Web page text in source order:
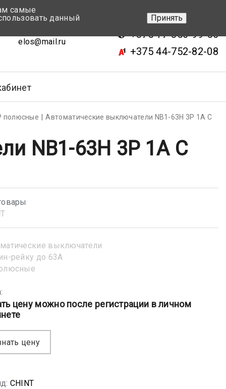
elos@mail.ru
+375 17-343-46-70
+375 17-350-99-56
+375 44-752-82-08
полюсные
Автоматические выключатели NB1-63H 3P 1A C
NB1-63H 3P 1A C
выключатели
рейку до 63А
цену можно после регистрации в личном
цену
CHINT
самые
данный
Принять